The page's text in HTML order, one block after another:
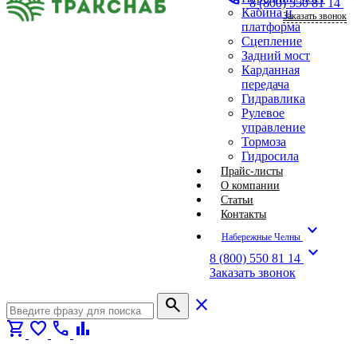
Кабина и
платформа
Сцепление
Задний мост
Карданная
передача
Гидравлика
Рулевое
управление
Тормоза
Гидросила
Прайс-листы
О компании
Статьи
Контакты
Набережные Челны expand_more
8 (800) 550 81 14 expand_more
Заказать звонок
Заказать звонок
search
close
shopping_cart favorite call bar_chart